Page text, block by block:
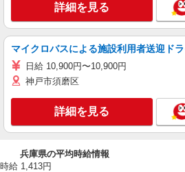
詳細を見る
マイクロバスによる施設利用者送迎ド
日給 10,900円〜10,900円
神戸市須磨区
詳細を見る
兵庫県の平均時給情報
時給 1,413円